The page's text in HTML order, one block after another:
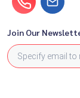
Join Our